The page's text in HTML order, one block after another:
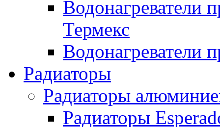
Водонагреватели
Термекс
Водонагреватели
Радиаторы
Радиаторы
Радиаторы